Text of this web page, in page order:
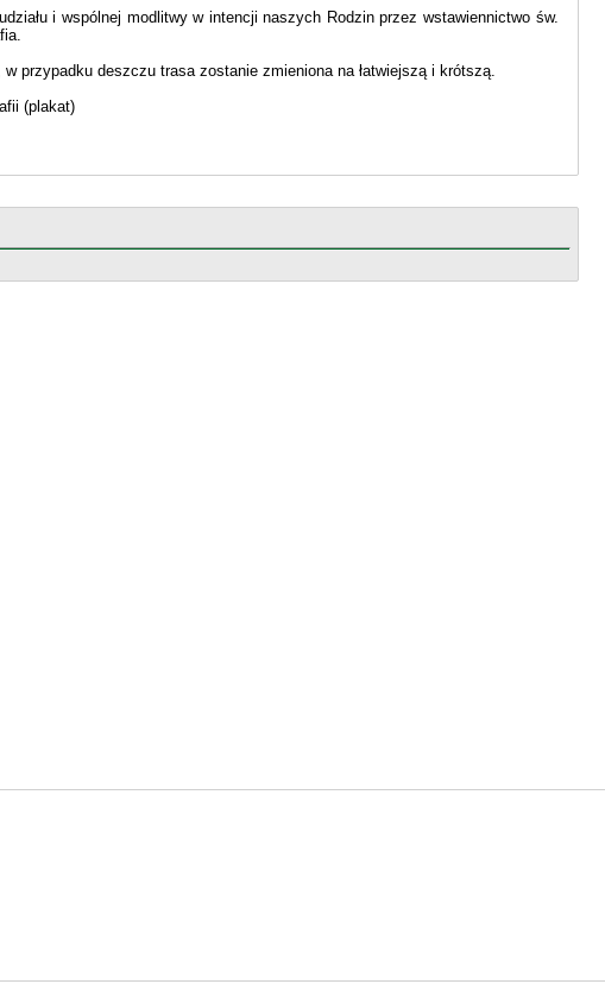
i wspólnej modlitwy w intencji naszych Rodzin przez wstawiennictwo św.
przypadku deszczu trasa zostanie zmieniona na łatwiejszą i krótszą.
(plakat)